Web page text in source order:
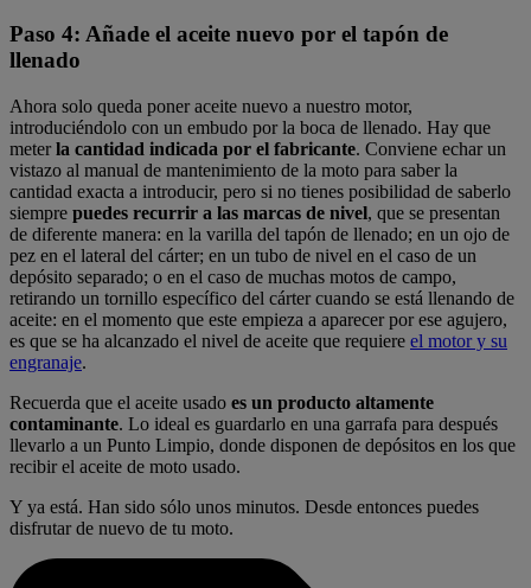
Paso 4: Añade el aceite nuevo por el tapón de
llenado
Ahora solo queda poner aceite nuevo a nuestro motor,
introduciéndolo con un embudo por la boca de llenado. Hay que
meterla cantidad indicada por el fabricante. Conviene echar un
vistazo al manual de mantenimiento de la moto para saber la
cantidad exacta a introducir, pero si no tienes posibilidad de saberlo
siempre puedes recurrir a las marcas de nivel, que se presentan
de diferente manera: en la varilla del tapón de llenado; en un ojo de
pez en el lateral del cárter; en un tubo de nivel en el caso de un
depósito separado; o en el caso de muchas motos de campo,
retirando un tornillo específico del cárter cuando se está llenando de
aceite: en el momento que este empieza a aparecer por ese agujero,
es que se ha alcanzado el nivel de aceite que requiere el motor y su
engranaje.
Recuerda que el aceite usado es un producto altamente
contaminante. Lo ideal es guardarlo en una garrafa para después
llevarlo a un Punto Limpio, donde disponen de depósitos en los que
recibir el aceite de moto usado.
Y ya está. Han sido sólo unos minutos. Desde entonces puedes
disfrutar de nuevo de tu moto.